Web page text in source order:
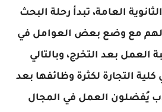
العامة، تبدأ رحلة البحث
لهم مع وضع بعض العوامل في
بعد التخرج، وبالتالي
التجارة لكثرة وظائفها بعد
يُفضلون العمل في المجال